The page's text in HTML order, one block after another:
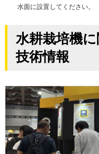
水面に設置してください。
水耕栽培機に
技術情報